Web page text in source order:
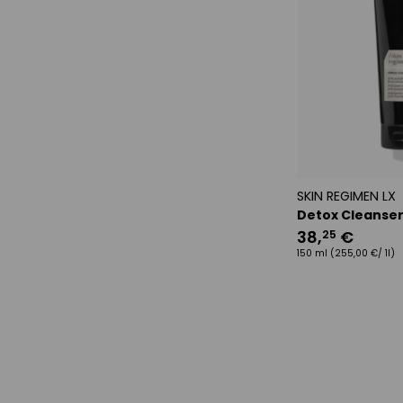
SKIN REGIMEN LX
Detox Cleanser
38,25 €
150 ml (255,00 €/ 1l)